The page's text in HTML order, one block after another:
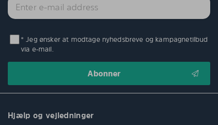
* Jeg ønsker at modtage nyhedsbreve og kampagnetilbud
via e-mail.
Hjælp og vejledninger